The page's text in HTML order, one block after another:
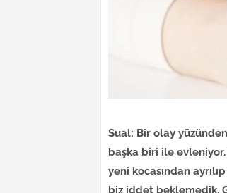
Sual: Bir olay
başka biri ile evleniyor.
yeni kocasından
biz iddet beklemedik.